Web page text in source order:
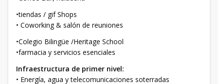
•tiendas / gif Shops
• Coworking & salón de reuniones
•Colegio Bilingüe /Heritage School
•farmacia y servicios esenciales
Infraestructura de primer nivel:
• Energía, agua y telecomunicaciones soterradas